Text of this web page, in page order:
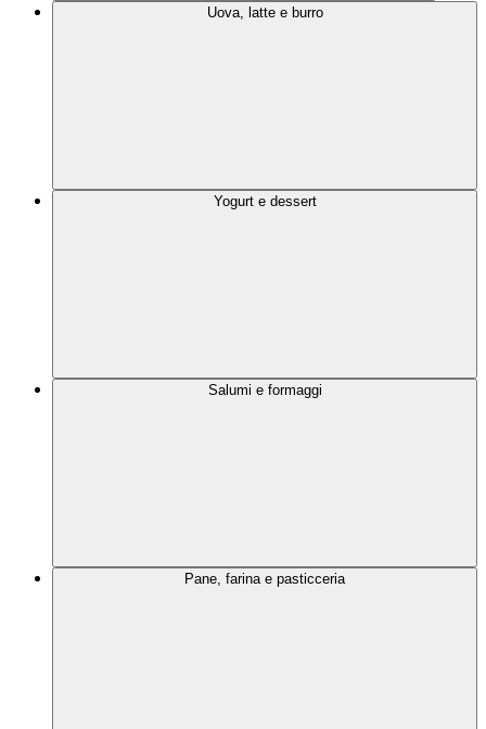
Uova, latte e burro
Yogurt e dessert
Salumi e formaggi
Pane, farina e pasticceria